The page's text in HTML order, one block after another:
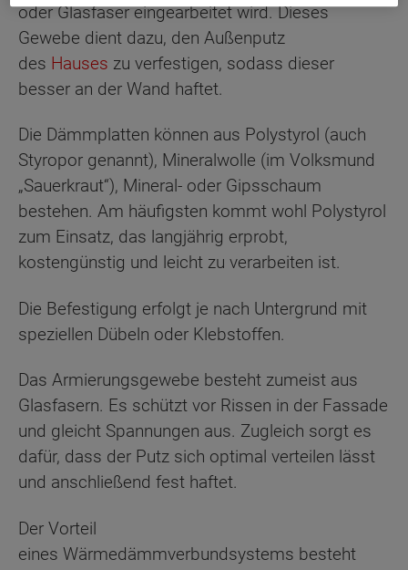
oder Glasfaser eingearbeitet wird. Dieses
Gewebe dient dazu, den Außenputz
des Hauses zu verfestigen, sodass dieser
besser an der Wand haftet.
Die Dämmplatten können aus Polystyrol (auch
Styropor genannt), Mineralwolle (im Volksmund
„Sauerkraut“), Mineral- oder Gipsschaum
bestehen. Am häufigsten kommt wohl Polystyrol
zum Einsatz, das langjährig erprobt,
kostengünstig und leicht zu verarbeiten ist.
Die Befestigung erfolgt je nach Untergrund mit
speziellen Dübeln oder Klebstoffen.
Das Armierungsgewebe besteht zumeist aus
Glasfasern. Es schützt vor Rissen in der Fassade
und gleicht Spannungen aus. Zugleich sorgt es
dafür, dass der Putz sich optimal verteilen lässt
und anschließend fest haftet.
Der Vorteil
eines Wärmedämmverbundsystems besteht